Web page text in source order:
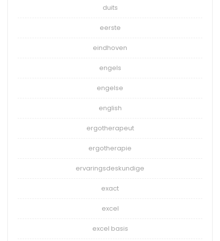
duits
eerste
eindhoven
engels
engelse
english
ergotherapeut
ergotherapie
ervaringsdeskundige
exact
excel
excel basis